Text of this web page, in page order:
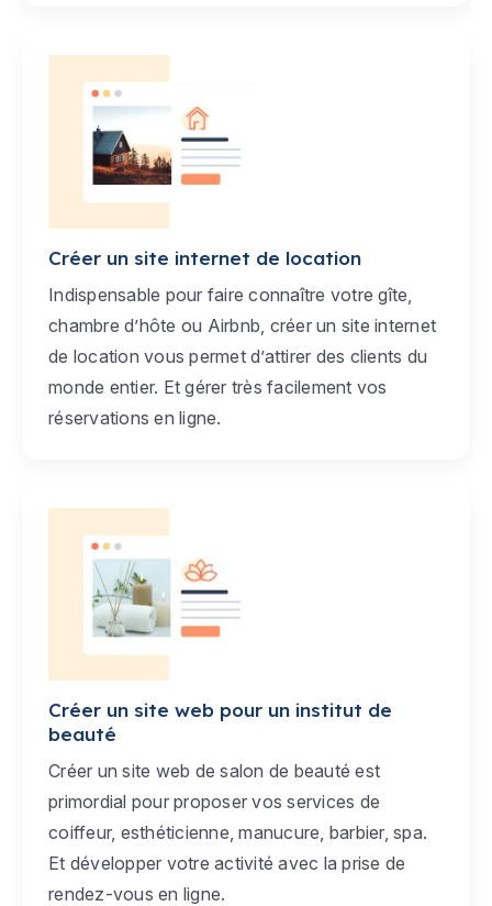
Créer un site internet de location
Indispensable pour faire connaître votre gîte,
chambre d’hôte ou Airbnb, créer un site internet
de location vous permet d’attirer des clients du
monde entier. Et gérer très facilement vos
réservations en ligne.
Créer un site web pour un institut de
beauté
Créer un site web de salon de beauté est
primordial pour proposer vos services de
coiffeur, esthéticienne, manucure, barbier, spa.
Et développer votre activité avec la prise de
rendez-vous en ligne.